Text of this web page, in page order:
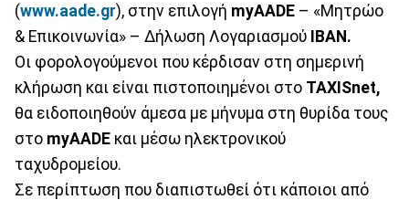
(www.aade.gr), στην επιλογή myAADE – «Μητρώο
& Επικοινωνία» – Δήλωση Λογαριασμού ΙΒΑΝ.
Οι φορολογούμενοι που κέρδισαν στη σημερινή
κλήρωση και είναι πιστοποιημένοι στο TAXISnet,
θα ειδοποιηθούν άμεσα με μήνυμα στη θυρίδα τους
στο myAADE και μέσω ηλεκτρονικού
ταχυδρομείου.
Σε περίπτωση που διαπιστωθεί ότι κάποιοι από